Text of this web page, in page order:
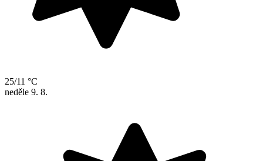
25/11 °C
neděle 9. 8.